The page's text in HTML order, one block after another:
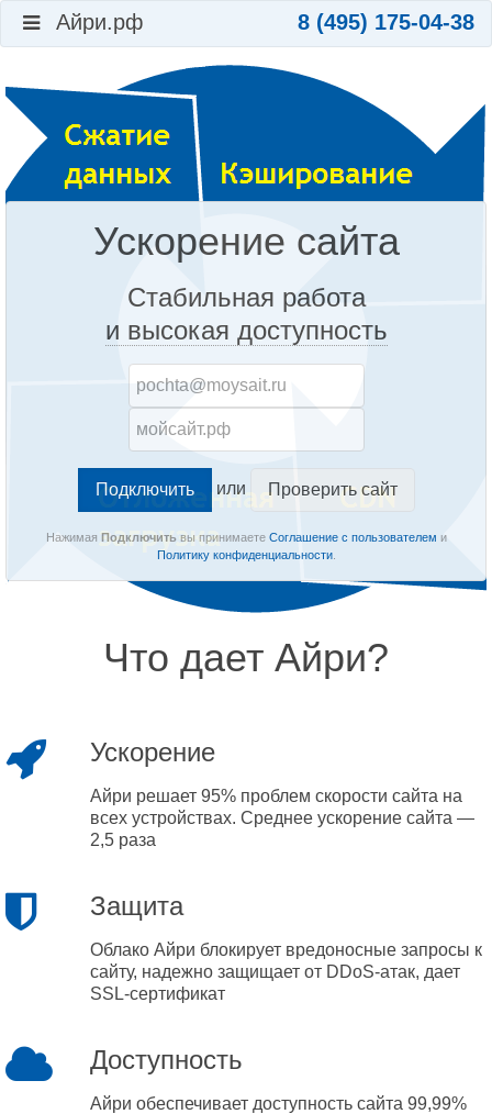
Айри.рф 8 (495) 175-04-38
Ускорение сайта
Стабильная работа
и высокая доступность
или Проверить сайт
Нажимая Подключитьвы принимаете Соглашение с пользователем и
Политику конфиденциальности.
Что дает Айри?
Ускорение
Айри решает 95% проблем скорости сайта на
всех устройствах. Среднее ускорение сайта —
2,5 раза
Защита
Облако Айри блокирует вредоносные запросы к
сайту, надежно защищает от DDoS-атак, дает
SSL-сертификат
Доступность
Айри обеспечивает доступность сайта 99,99%